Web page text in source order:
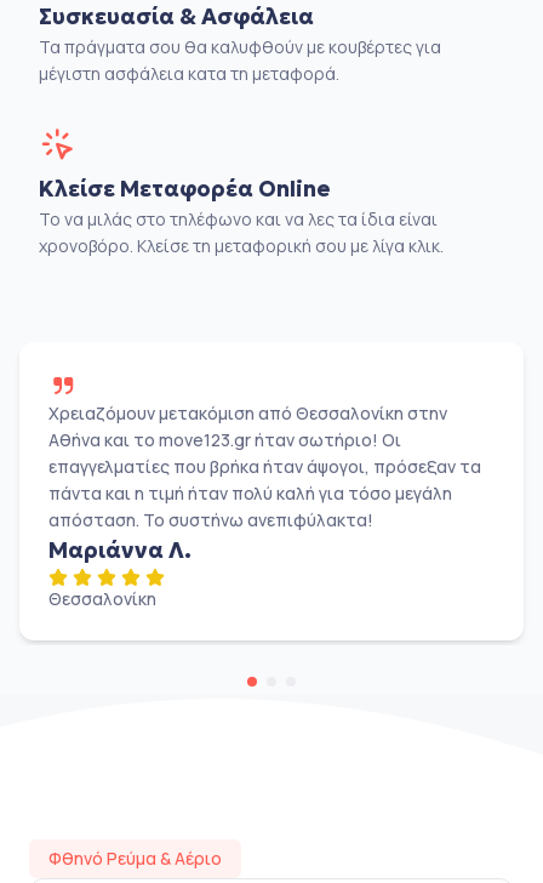
Συσκευασία & Ασφάλεια
Τα πράγματα σου θα καλυφθούν με κουβέρτες για
μέγιστη ασφάλεια κατα τη μεταφορά.
Κλείσε Μεταφορέα Online
Το να μιλάς στο τηλέφωνο και να λες τα ίδια είναι
χρονοβόρο. Κλείσε τη μεταφορική σου με λίγα κλικ.
Χρειαζόμουν μετακόμιση από Θεσσαλονίκη στην
Αθήνα και το move123.gr ήταν σωτήριο! Οι
επαγγελματίες που βρήκα ήταν άψογοι, πρόσεξαν τα
πάντα και η τιμή ήταν πολύ καλή για τόσο μεγάλη
απόσταση. Το συστήνω ανεπιφύλακτα!
Μαριάννα Λ.
Θεσσαλονίκη
Φθηνό Ρεύμα & Αέριο